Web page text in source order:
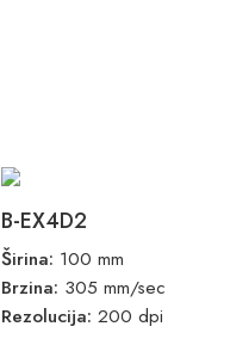
B-EX4D2
Širina: 100 mm
Brzina: 305 mm/sec
Rezolucija: 200 dpi